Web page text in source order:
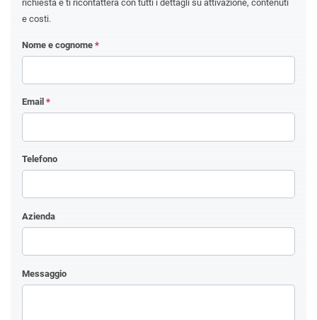
richiesta e ti ricontatterà con tutti i dettagli su attivazione, contenuti
e costi.
Nome e cognome *
Email *
Telefono
Azienda
Messaggio